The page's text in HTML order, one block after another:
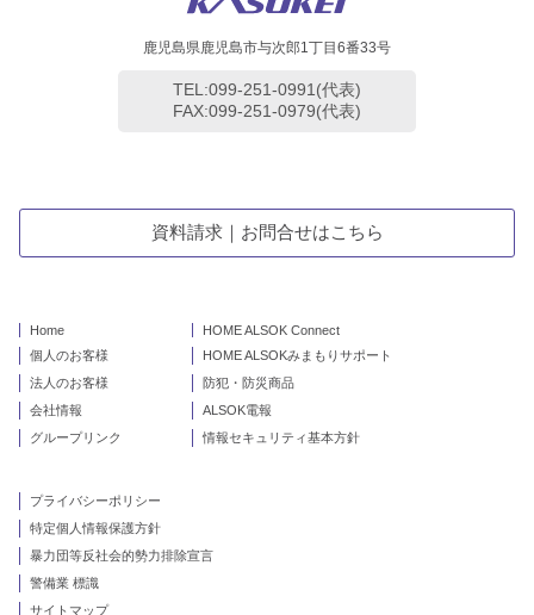
鹿児島県鹿児島市与次郎1丁目6番33号
TEL:099-251-0991(代表)
FAX:099-251-0979(代表)
資料請求｜お問合せはこちら
Home
個人のお客様
法人のお客様
会社情報
グループリンク
HOME ALSOK Connect
HOME ALSOKみまもりサポート
防犯・防災商品
ALSOK電報
情報セキュリティ基本方針
プライバシーポリシー
特定個人情報保護方針
暴力団等反社会的勢力排除宣言
警備業 標識
サイトマップ